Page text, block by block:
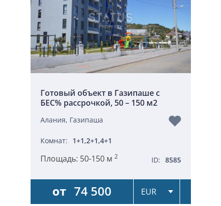
Готовый объект в Газипаше с
БЕС% рассрочкой, 50 – 150 м2
Алания, Газипаша
Комнат: 1+1,2+1,4+1
Площадь: 50-150 м 2 ID: 8585
от 74 500